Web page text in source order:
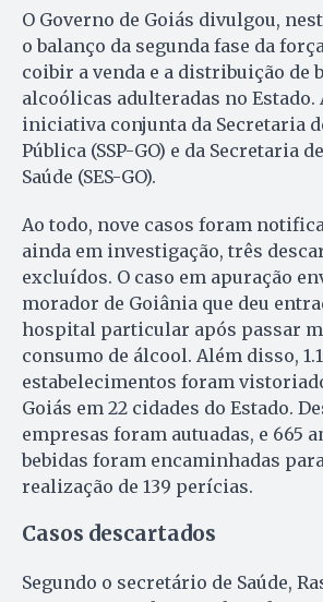
O Governo de Goiás divulgou,
o balanço da segunda fase da
coibir a venda e a distribuição de
alcoólicas adulteradas no Estado.
iniciativa conjunta da Secretaria
Pública (SSP-GO) e da Secretaria
Saúde (SES-GO).
Ao todo, nove casos foram
ainda em investigação, três
excluídos. O caso em apuração
morador de Goiânia que deu
hospital particular após passar
consumo de álcool. Além disso,
estabelecimentos foram
Goiás em 22 cidades do Estado.
empresas foram autuadas, e 665
bebidas foram encaminhadas
realização de 139 perícias.
Casos descartados
Segundo o secretário de Saúde,